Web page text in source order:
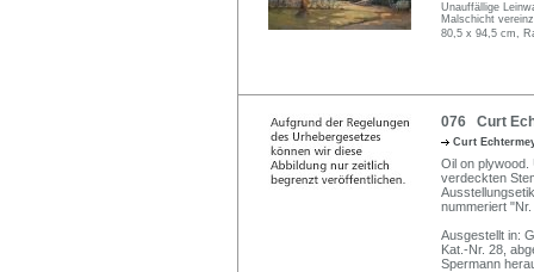
Unauffällige
Malschicht
80,5 x 94,5 cm,
076 Curt
Curt
Oil on plywood.
verdeckten
nummeriert
Ausgestellt in:
Kat.-Nr. 28,
Spermann